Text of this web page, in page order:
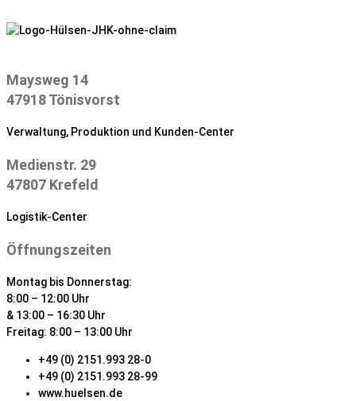
Inhalt
Maysweg 14
47918 Tönisvorst
Verwaltung, Produktion und Kunden-Center
Medienstr. 29
47807 Krefeld
Logistik-Center
Öffnungszeiten
Montag bis Donnerstag:
8:00 – 12:00 Uhr
& 13:00 – 16:30 Uhr
Freitag: 8:00 – 13:00 Uhr
+49 (0) 2151.993 28-0
+49 (0) 2151.993 28-99
www.huelsen.de